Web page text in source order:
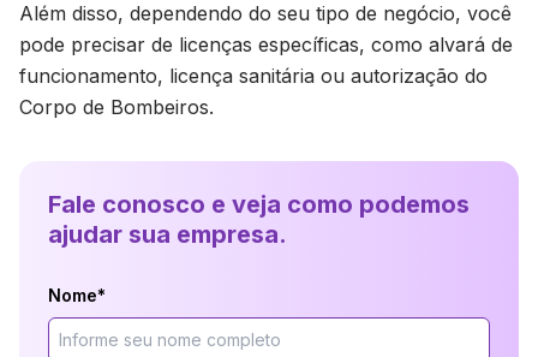
Além disso, dependendo do seu tipo de negócio, você
pode precisar de licenças específicas, como alvará de
funcionamento, licença sanitária ou autorização do
Corpo de Bombeiros.
Fale conosco e veja como podemos
ajudar sua empresa.
Nome*